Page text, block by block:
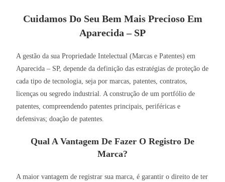
Cuidamos Do Seu Bem Mais Precioso Em
Aparecida – SP
A gestão da sua Propriedade Intelectual (Marcas e Patentes) em
Aparecida – SP, depende da definição das estratégias de proteção de
cada tipo de tecnologia, seja por marcas, patentes, contratos,
licenças ou segredo industrial. A construção de um portfólio de
patentes, compreendendo patentes principais, periféricas e
defensivas; doação de patentes.
Qual A Vantagem De Fazer O Registro De
Marca?
A maior vantagem de registrar sua marca, é garantir o direito de ter